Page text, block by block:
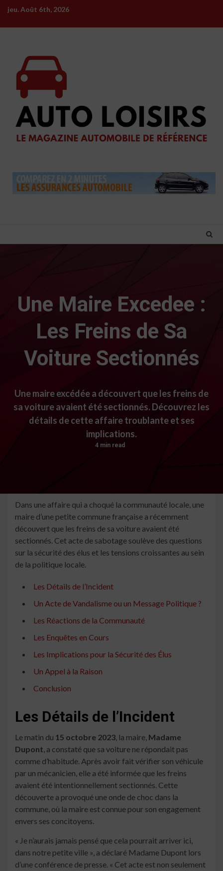
Skip
content
jeu. Août 6th, 2026
Une Maire Excedee :
Les Freins de Sa
Voiture Sectionnés
Une maire excédée a découvert que les freins de
sa voiture avaient été sectionnés. Découvrez les
détails de cette affaire troublante et ses
implications.
4 min read
Dans une affaire qui a choqué la communauté locale, une
maire d’une petite commune française a récemment
découvert que les freins de sa voiture avaient été
sectionnés. Cet acte de sabotage soulève des questions
sur la sécurité des élus et les tensions croissantes au sein
de la politique locale.
Les Détails de l’Incident
Un Acte de Vandalisme ou un Message Politique ?
Les Réactions de la Communauté
Les Enquêtes en Cours
Les Implications pour la Sécurité des Élus
Un Appel à la Raison
Conclusion
Les Détails de l’Incident
Le matin du 15 octobre 2023, la maire, Madame
Dupont, a constaté que sa voiture ne répondait pas
comme d’habitude. Après avoir fait vérifier son véhicule
par un mécanicien, elle a été informée que les freins
avaient été intentionnellement sectionnés. Cette
découverte a provoqué une onde de choc dans la
commune, où la maire est connue pour son engagement
envers ses concitoyens.
« Je n’aurais jamais pensé que cela pourrait arriver ici,
dans notre petite ville », a déclaré Madame Dupont lors
d’une conférence de presse. « Cet acte est non seulement